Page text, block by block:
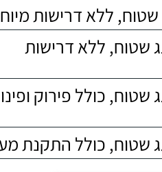
ליטר, על גג שטוח, ללא דרישות
ליטר, על גג שטוח, כולל פירוק